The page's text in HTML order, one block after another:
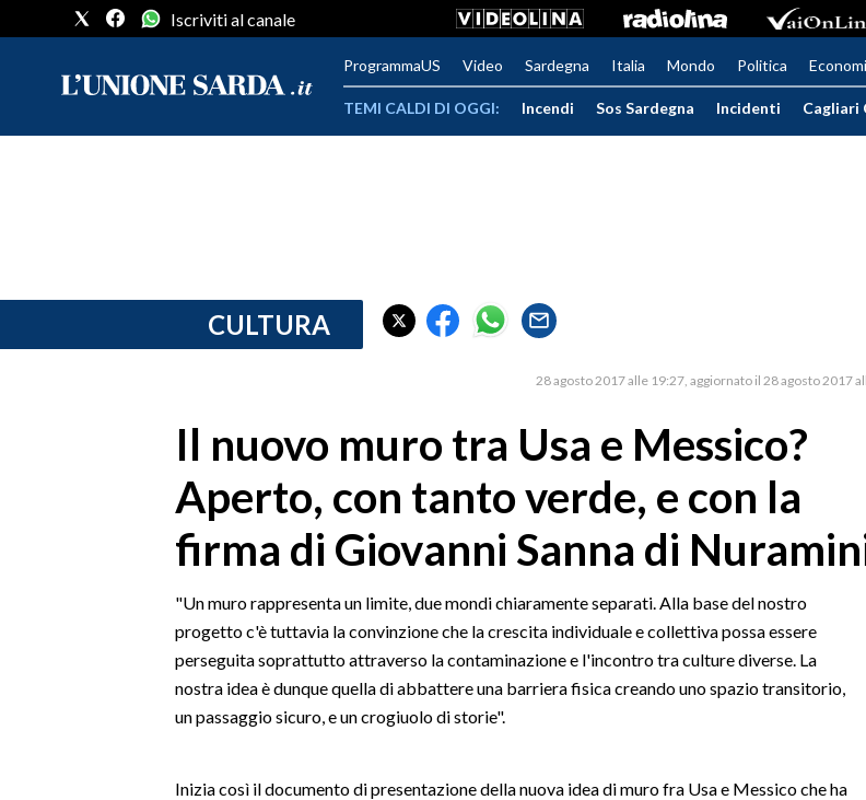
PROVINCIA DI CAGLIARI
ORISTANO E PROVINCIA
Iscriviti al canale
ProgrammaUS Video Sardegna Italia Mondo Politica
TEMI CALDI DI OGGI: Incendi Sos Sardegna Incidenti Cagliari
CULTURA
28 agosto 2017 alle 19:27 aggiornato il 28 agosto 2017
Il nuovo muro tra Usa e Messico?
Aperto, con tanto verde, e con la
firma di Giovanni Sanna di
"Un muro rappresenta un limite, due mondi chiaramente separati. Alla base del nostro
progetto c'è tuttavia la convinzione che la crescita individuale e collettiva possa essere
perseguita soprattutto attraverso la contaminazione e l'incontro tra culture diverse. La
nostra idea è dunque quella di abbattere una barriera fisica creando uno spazio transitorio,
un passaggio sicuro, e un crogiuolo di storie".
Inizia così il documento di presentazione della nuova idea di muro fra Usa e Messico che ha